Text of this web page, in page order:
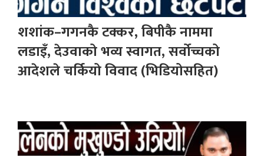
शशांक–गगनकै टक्कर, बिपीकै नाममा
लडाइँ, देउवाको भव्य स्वागत, सर्वोच्चको
आदेशले चर्कियो विवाद (भिडियोसहित)